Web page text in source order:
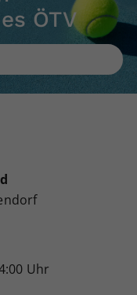
ÖTV
Uhr